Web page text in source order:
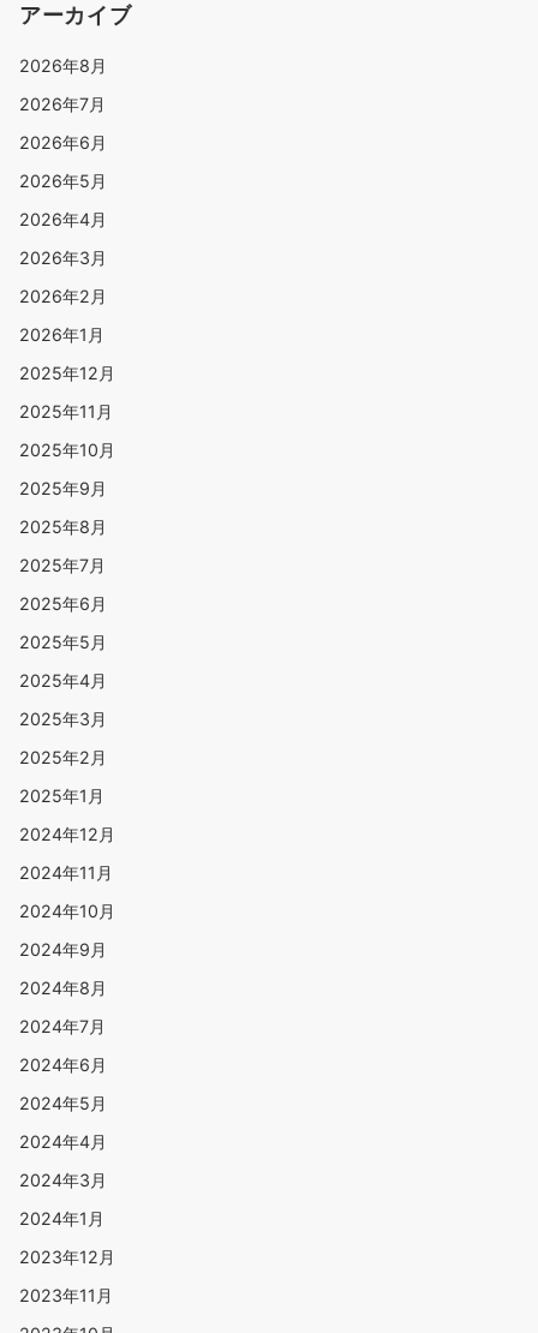
アーカイブ
2026年8月
2026年7月
2026年6月
2026年5月
2026年4月
2026年3月
2026年2月
2026年1月
2025年12月
2025年11月
2025年10月
2025年9月
2025年8月
2025年7月
2025年6月
2025年5月
2025年4月
2025年3月
2025年2月
2025年1月
2024年12月
2024年11月
2024年10月
2024年9月
2024年8月
2024年7月
2024年6月
2024年5月
2024年4月
2024年3月
2024年1月
2023年12月
2023年11月